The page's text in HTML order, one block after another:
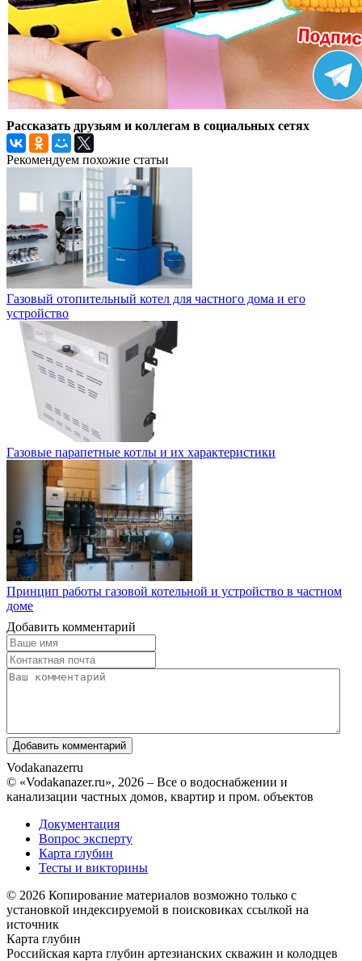
Рассказать друзьям и коллегам в социальных сетях
Рекомендуем похожие статьи
Газовый отопительный котел для частного дома и его
устройство
Газовые парапетные котлы и их характеристики
Принцип работы газовой котельной и устройство в частном
доме
Добавить комментарий
Vodakanazerru
© «Vodakanazer.ru», 2026 – Все о водоснабжении и
канализации частных домов, квартир и пром. объектов
Документация
Вопрос эксперту
Карта глубин
Тесты и викторины
© 2026 Копирование материалов возможно только с
установкой индексируемой в поисковиках ссылкой на
источник
Карта глубин
Российская карта глубин артезианских скважин и колодцев